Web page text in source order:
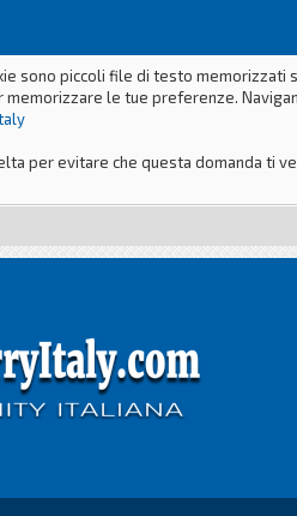
sono piccoli file di testo
le tue preferenze.
per evitare che questa domanda ti